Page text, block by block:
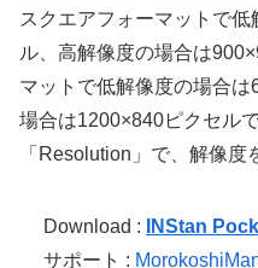
スクエアフォーマットで
ル、高解像度の場合は
マットで低解像度の場合
場合は1200×840ピクセル
「Resolution」で、解像度
Download : INStan
サポート :